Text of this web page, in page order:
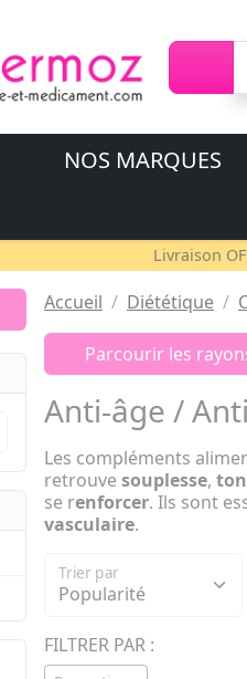
NOS MARQUES
Livraison
Accueil Diététique
Parcourir les
Anti-âge /
Les compléments
retrouve souplesse,
se renforcer. Ils sont
vasculaire.
Trier par
FILTRER PAR :